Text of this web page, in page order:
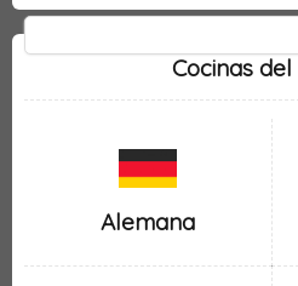
Cocinas
Alemana